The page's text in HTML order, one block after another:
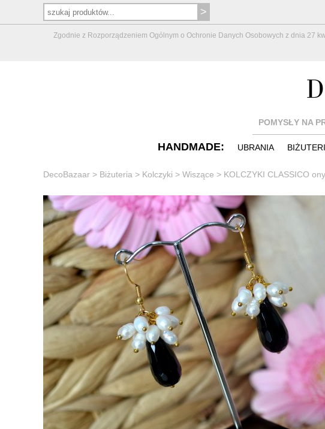
Zgodnie z Rozporządzeniem Ogólnym o Ochronie Danych Osobowych z dnia 27
POMYSŁY NA
HANDMADE: UBRANIA
DecoBazaar > Biżuteria > Kolczyki > Wiszące > KOLCZYKI CLASSICO